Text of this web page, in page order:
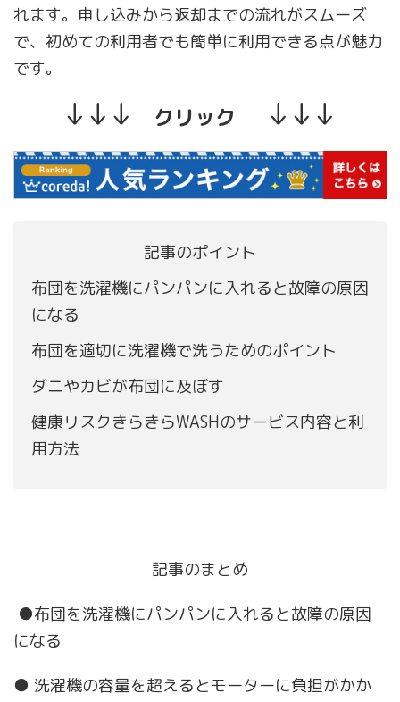
れます。申し込みから返却までの流れがスムーズ
で、初めての利用者でも簡単に利用できる点が魅力
です。
↓↓↓ クリック ↓↓↓
記事のポイント
布団を洗濯機にパンパンに入れると故障の原因
になる
布団を適切に洗濯機で洗うためのポイント
ダニやカビが布団に及ぼす
健康リスクきらきらWASHのサービス内容と利
用方法
記事のまとめ
●布団を洗濯機にパンパンに入れると故障の原因
になる
● 洗濯機の容量を超えるとモーターに負担がかか